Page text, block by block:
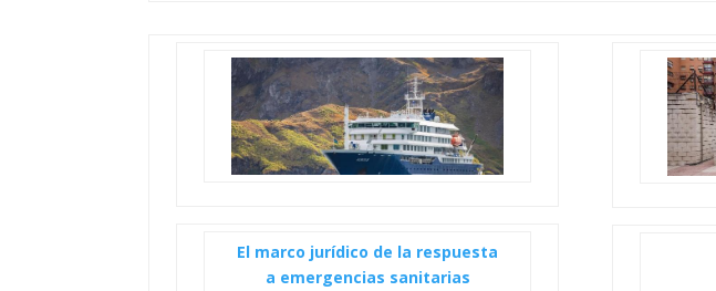
El marco jurídico de la respuesta
a emergencias sanitarias